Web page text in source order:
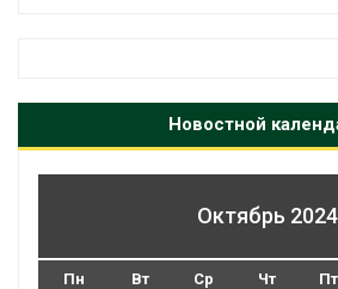
Новостной
Октябрь 2024
Пн Вт Ср Чт Пт